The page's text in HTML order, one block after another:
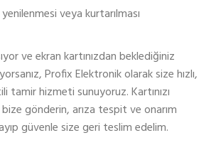
yenilenmesi veya kurtarılması
ve ekran kartınızdan beklediğiniz
Profix Elektronik olarak size hızlı,
tamir hizmeti sunuyoruz. Kartınızı
gönderin, arıza tespit ve onarım
güvenle size geri teslim edelim.